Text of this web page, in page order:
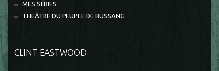
MES SÉRIES
THEÂTRE DU PEUPLE DE BUSSANG
CLINT EASTWOOD